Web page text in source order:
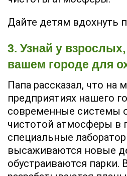
Дайте детям вдохнуть
3. Узнай у
вашем городе для
Папа рассказал, что на
предприятиях нашего
современные системы
чистотой атмосферы в
специальные
высаживаются новые
обустраиваются парки.